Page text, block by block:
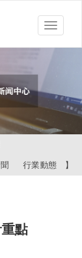
Toggle
行業動態 】
點